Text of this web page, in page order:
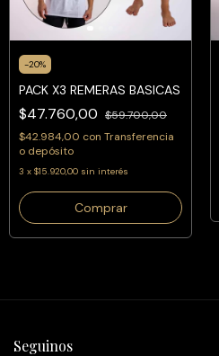
-20%
PACK X3 REMERAS BASICAS
$47.760,00 $59.700,00
$42.984,00 con Transferencia
o depósito
3 x $15.920,00 sin interés
Comprar
Seguinos